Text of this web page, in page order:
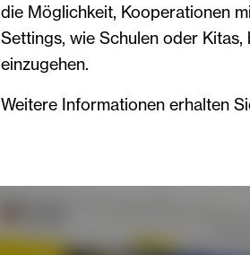
die Möglichkeit, Kooperationen
Settings, wie Schulen oder
einzugehen.
Weitere Informationen erhalten